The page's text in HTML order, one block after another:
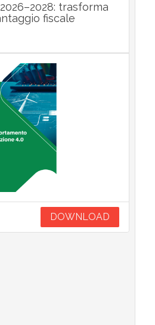
trasforma
fiscale
DOWNLOAD